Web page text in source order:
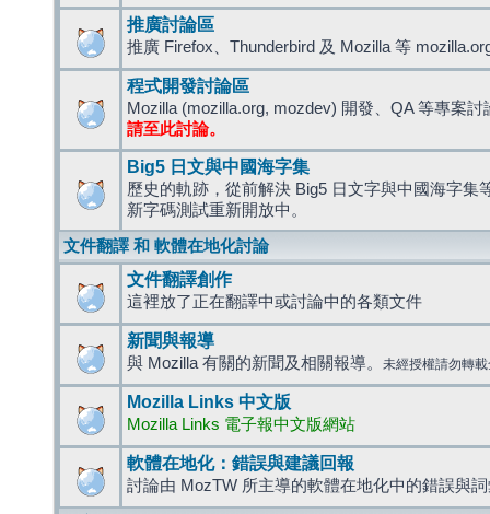
推廣討論區
推廣 Firefox、Thunderbird 及 Mozilla 等
程式開發討論區
Mozilla (mozilla.org, mozdev) 開發、QA 等專案討
請至此討論。
Big5 日文與中國海字集
歷史的軌跡，從前解決 Big5 日文字與中國海字集
新字碼測試重新開放中。
文件翻譯 和 軟體在地化討論
文件翻譯創作
這裡放了正在翻譯中或討論中的各類文件
新聞與報導
與 Mozilla 有關的新聞及相關報導。 未經授權請勿轉
Mozilla Links 中文版
Mozilla Links 電子報中文版網站
軟體在地化：錯誤與建議回報
討論由 MozTW 所主導的軟體在地化中的錯誤與